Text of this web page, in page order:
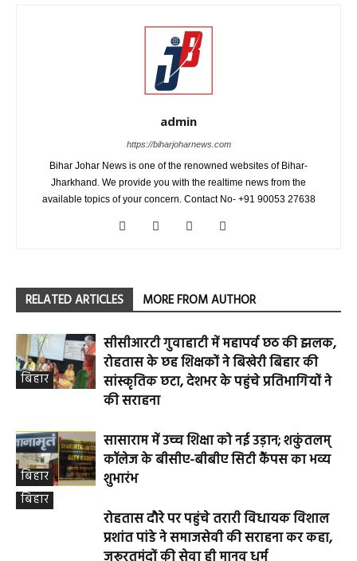
admin
https://biharjoharnews.com
Bihar Johar News is one of the renowned websites of Bihar-
Jharkhand. We provide you with the realtime news from the
available topics of your concern. Contact No- +91 90053 27638
RELATED ARTICLES MORE FROM AUTHOR
बिहार
सीसीआरटी गुवाहाटी में महापर्व छठ की झलक,
रोहतास के छह शिक्षकों ने बिखेरी बिहार की
सांस्कृतिक छटा, देशभर के पहुंचे प्रतिभागियों ने
की सराहना
बिहार
सासाराम में उच्च शिक्षा को नई उड़ान; शकुंतलम्
कॉलेज के बीसीए-बीबीए सिटी कैंपस का भव्य
शुभारंभ
बिहार
रोहतास दौरे पर पहुंचे तरारी विधायक विशाल
प्रशांत पांडे ने समाजसेवी की सराहना कर कहा,